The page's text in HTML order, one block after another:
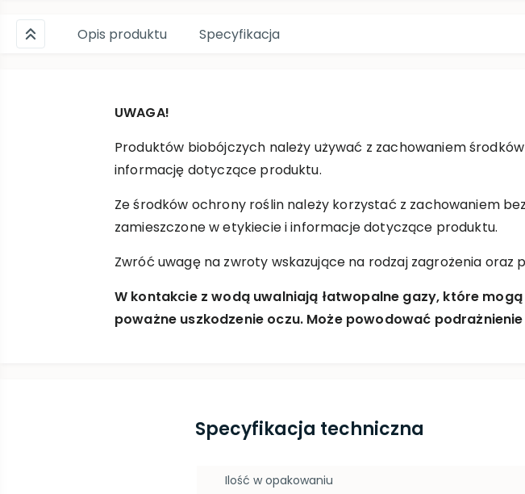
Opis produktu Specyfikacja
UWAGA!
Produktów biobójczych należy używać z zachowaniem
informację dotyczące produktu.
Ze środków ochrony roślin należy korzystać z zachowaniem
zamieszczone w etykiecie i informacje dotyczące produktu.
Zwróć uwagę na zwroty wskazujące na rodzaj zagrożenia
W kontakcie z wodą uwalniają łatwopalne gazy, które
poważne uszkodzenie oczu. Może powodować
Specyfikacja techniczna
Ilość w opakowaniu